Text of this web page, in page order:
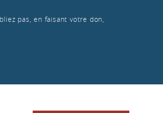
pas, en faisant votre don,